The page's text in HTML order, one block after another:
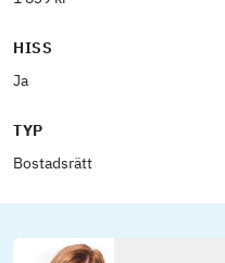
HISS
Ja
TYP
Bostadsrätt